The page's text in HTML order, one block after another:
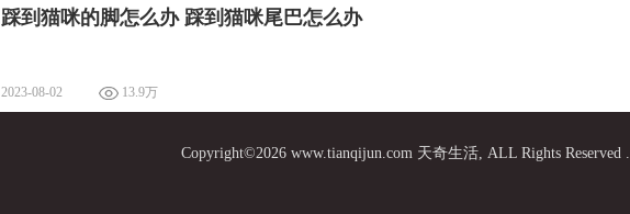
踩到猫咪的脚怎么办 踩到猫咪尾巴怎么办
2023-08-02 13.9万
Copyright©2026 www.tianqijun.com 天奇生活, ALL Rights Reserved .